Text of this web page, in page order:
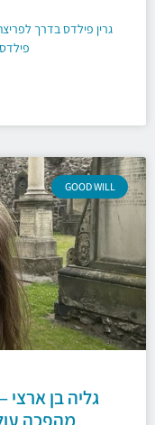
גרין פילדס בדרך
GOOD WILL
גליה בן
מהפכה